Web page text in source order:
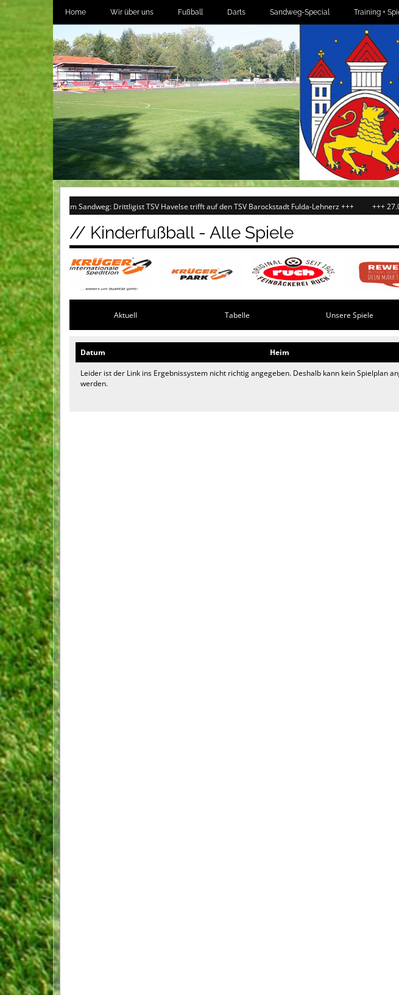
Home Wir über uns Fußball Darts Sandweg-Special Training +
am Sandweg: Drittligist TSV Havelse trifft auf den TSV Barockstadt Fulda-Lehnerz +++ +++
// Kinderfußball - Alle Spiele
Aktuell Tabelle Unsere Spiele
Datum Heim
Leider ist der Link ins Ergebnissystem nicht richtig angegeben. Deshalb kann kein Spielplan
werden.